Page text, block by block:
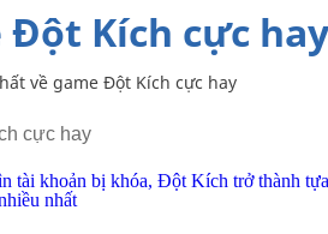
Đột Kích cực hay
về game Đột Kích cực hay
cực hay